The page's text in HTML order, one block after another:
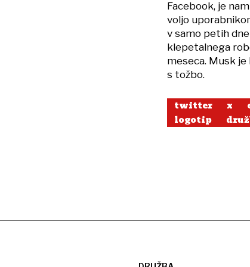
Facebook, je
voljo
v samo petih
klepetalnega
meseca. Musk
s tožbo.
twitter x
logotip